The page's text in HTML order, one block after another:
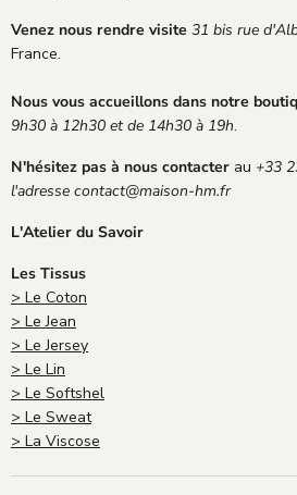
Venez nous rendre visite 31 bis rue
France.
Nous vous accueillons dans notre
9h30 à 12h30 et de 14h30 à 19h.
N'hésitez pas à nous contacter au +33
l'adresse contact@maison-hm.fr
L'Atelier du Savoir
Les Tissus
> Le Coton
> Le Jean
> Le Jersey
> Le Lin
> Le Softshel
> Le Sweat
> La Viscose